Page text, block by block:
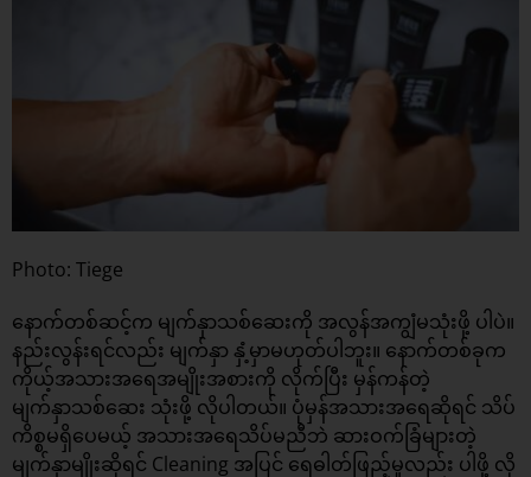
Photo: Tiege
နောက်တစ်ဆင့်က မျက်နှာသစ်ဆေးကို အလွန်အကျွံမသုံးဖို့ ပါပဲ။
နည်းလွန်းရင်လည်း မျက်နှာ နှံ့မှာမဟုတ်ပါဘူး။ နောက်တစ်ခုက
ကိုယ့်အသားအရေအမျိုးအစားကို လိုက်ပြီး မှန်ကန်တဲ့
မျက်နှာသစ်ဆေး သုံးဖို့ လိုပါတယ်။ ပုံမှန်အသားအရေဆိုရင် သိပ်
ကိစ္စမရှိပေမယ့် အသားအရေသိပ်မညီဘဲ ဆားဝက်ခြံများတဲ့
မျက်နှာမျိုးဆိုရင် Cleaning အပြင် ရေဓါတ်ဖြည့်မှုလည်း ပါဖို့ လို